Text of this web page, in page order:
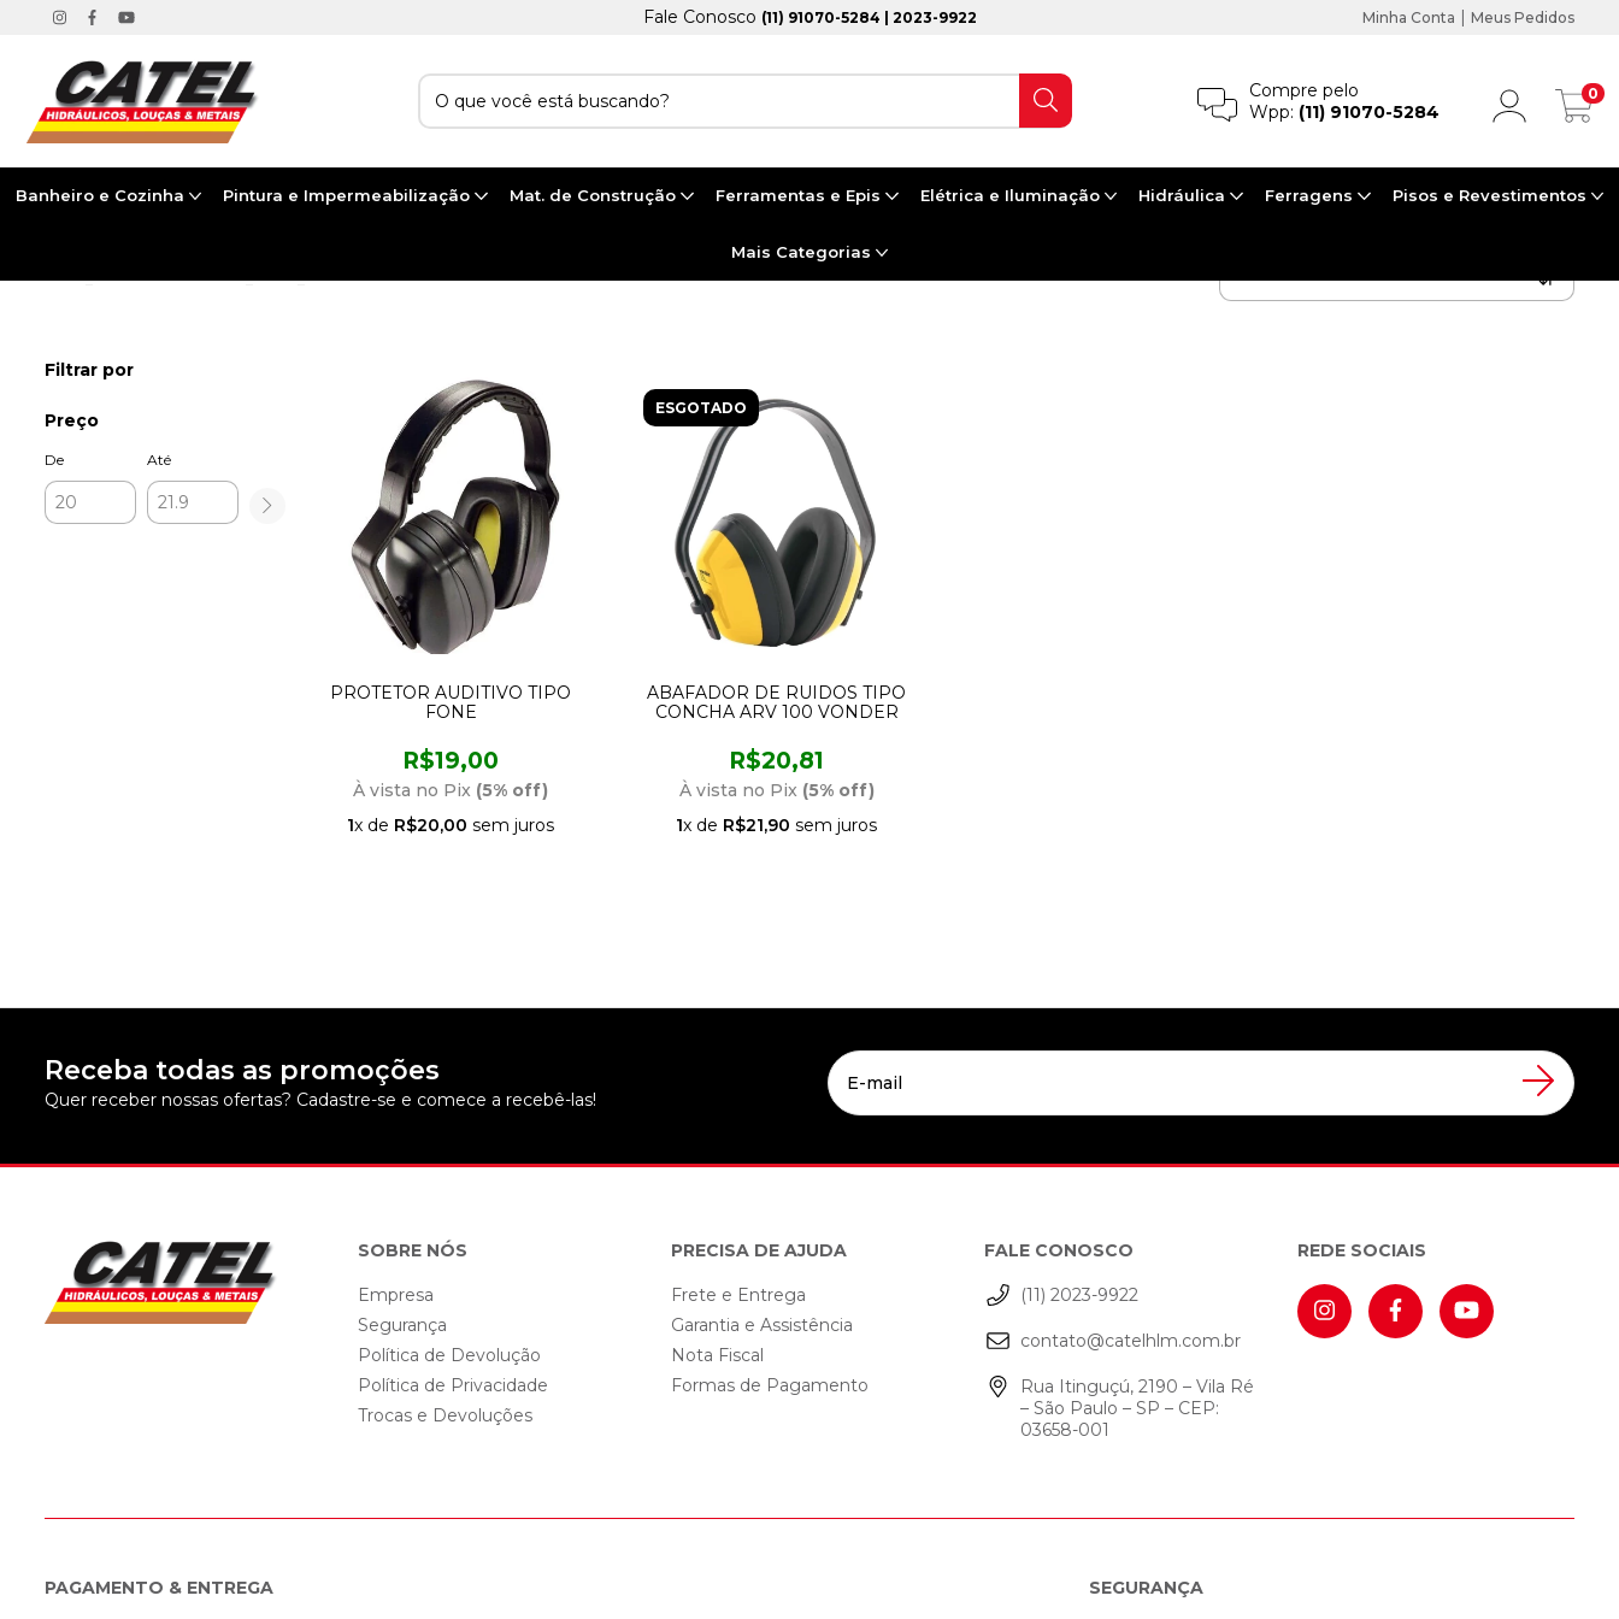
Fale Conosco (11) 91070-5284 | 2023-9922 Minha Conta | Meus Pedidos
Compre pelo
Wpp: (11) 91070-5284
0
Banheiro e Cozinha Pintura e Impermeabilização Mat. de Construção Ferramentas e Epis Elétrica e Iluminação Hidráulica Ferragens Pisos e Revestimentos
Mais Categorias
Filtrar por
Preço
De Até
PROTETOR AUDITIVO TIPO
FONE
R$19,00
À vista no Pix (5% off)
1x de R$20,00 sem juros
ESGOTADO
ABAFADOR DE RUIDOS TIPO
CONCHA ARV 100 VONDER
R$20,81
À vista no Pix (5% off)
1x de R$21,90 sem juros
Receba todas as promoções
Quer receber nossas ofertas? Cadastre-se e comece a recebê-las!
SOBRE NÓS
Empresa
Segurança
Política de Devolução
Política de Privacidade
Trocas e Devoluções
PRECISA DE AJUDA
Frete e Entrega
Garantia e Assistência
Nota Fiscal
Formas de Pagamento
FALE CONOSCO
(11) 2023-9922
contato@catelhlm.com.br
Rua Itinguçú, 2190 – Vila Ré
– São Paulo – SP – CEP:
03658-001
REDE SOCIAIS
PAGAMENTO & ENTREGA SEGURANÇA